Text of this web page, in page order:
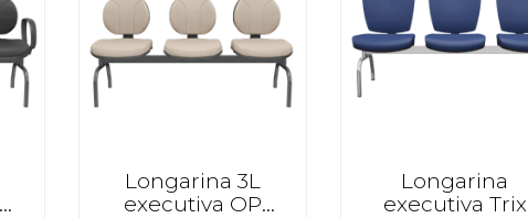
Longarina 3L
executiva OP
Longarina
executiva Trix